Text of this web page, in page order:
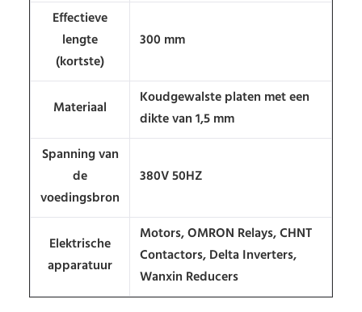
Effectieve
lengte
(kortste)
300 mm
Materiaal
Koudgewalste platen met een
dikte van 1,5 mm
Spanning van
de
voedingsbron
380V 50HZ
Elektrische
apparatuur
Motors, OMRON Relays, CHNT
Contactors, Delta Inverters,
Wanxin Reducers